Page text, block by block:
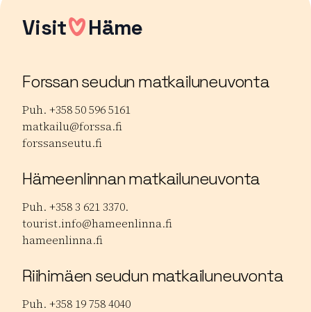
Visit Häme
Forssan seudun matkailuneuvonta
Puh. +358 50 596 5161
matkailu@forssa.fi
forssanseutu.fi
Hämeenlinnan matkailuneuvonta
Puh. +358 3 621 3370.
tourist.info@hameenlinna.fi
hameenlinna.fi
Riihimäen seudun matkailuneuvonta
Puh. +358 19 758 4040